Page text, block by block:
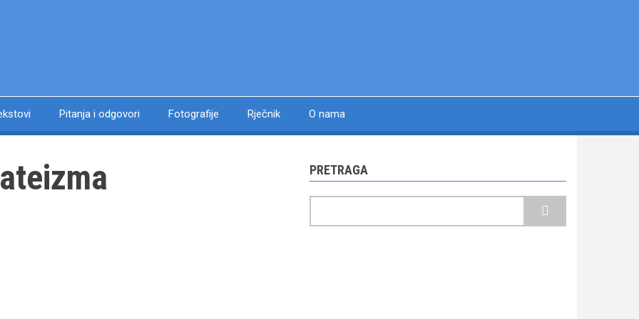
Pitanja i odgovori Fotografije Rječnik O nama
PRETRAGA